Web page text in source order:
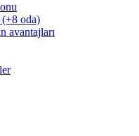
oda)
avantajları